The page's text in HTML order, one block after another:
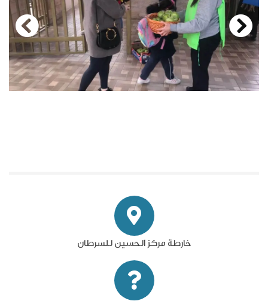
خارطة مركز الحسين للسرطان